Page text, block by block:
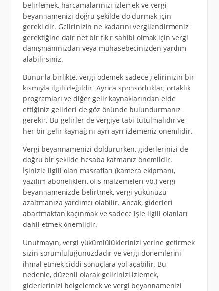
belirlemek, harcamalarınızı izlemek ve vergi
beyannamenizi doğru şekilde doldurmak için
gereklidir. Gelirinizin ne kadarını vergilendirmeniz
gerektiğine dair net bir fikir sahibi olmak için vergi
danışmanınızdan veya muhasebecinizden yardım
alabilirsiniz.
Bununla birlikte, vergi ödemek sadece gelirinizin bir
kısmıyla ilgili değildir. Ayrıca sponsorluklar, ortaklık
programları ve diğer gelir kaynaklarından elde
ettiğiniz gelirleri de göz önünde bulundurmanız
gerekir. Bu gelirler de vergiye tabi tutulmalıdır ve
her bir gelir kaynağını ayrı ayrı izlemeniz önemlidir.
Vergi beyannamenizi doldururken, giderlerinizi de
doğru bir şekilde hesaba katmanız önemlidir.
İşinizle ilgili olan masrafları (kamera ekipmanı,
yazılım abonelikleri, ofis malzemeleri vb.) vergi
beyannamenizde belirtmek, vergi yükünüzü
azaltmanıza yardımcı olabilir. Ancak, giderleri
abartmaktan kaçınmak ve sadece işle ilgili olanları
dahil etmek önemlidir.
Unutmayın, vergi yükümlülüklerinizi yerine getirmek
sizin sorumluluğunuzdadır ve vergi dönemlerini
ihmal etmek ciddi sonuçlara yol açabilir. Bu
nedenle, düzenli olarak gelirinizi izlemek,
giderlerinizi belgelemek ve vergi beyannamenizi